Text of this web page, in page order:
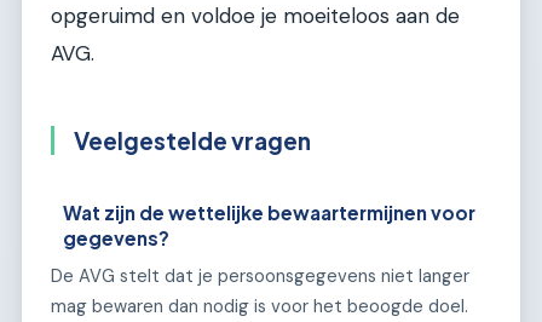
opgeruimd en voldoe je moeiteloos aan de
AVG.
Veelgestelde vragen
Wat zijn de wettelijke bewaartermijnen voor
gegevens?
De AVG stelt dat je persoonsgegevens niet langer
mag bewaren dan nodig is voor het beoogde doel.